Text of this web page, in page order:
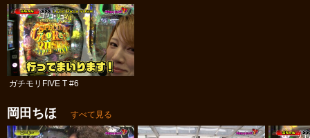
ガチモリFIVE T #6
岡田ちほ すべて見る